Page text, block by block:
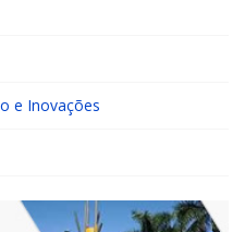
e Inovações